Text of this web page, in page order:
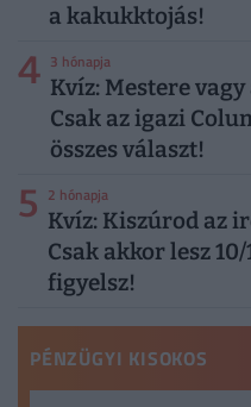
a kakukktojás!
4 3 hónapja
Kvíz: Mestere
Csak az igazi
összes választ!
5 2 hónapja
Kvíz: Kiszúrod az
Csak akkor lesz
figyelsz!
PÉNZÜGYI KISOKOS